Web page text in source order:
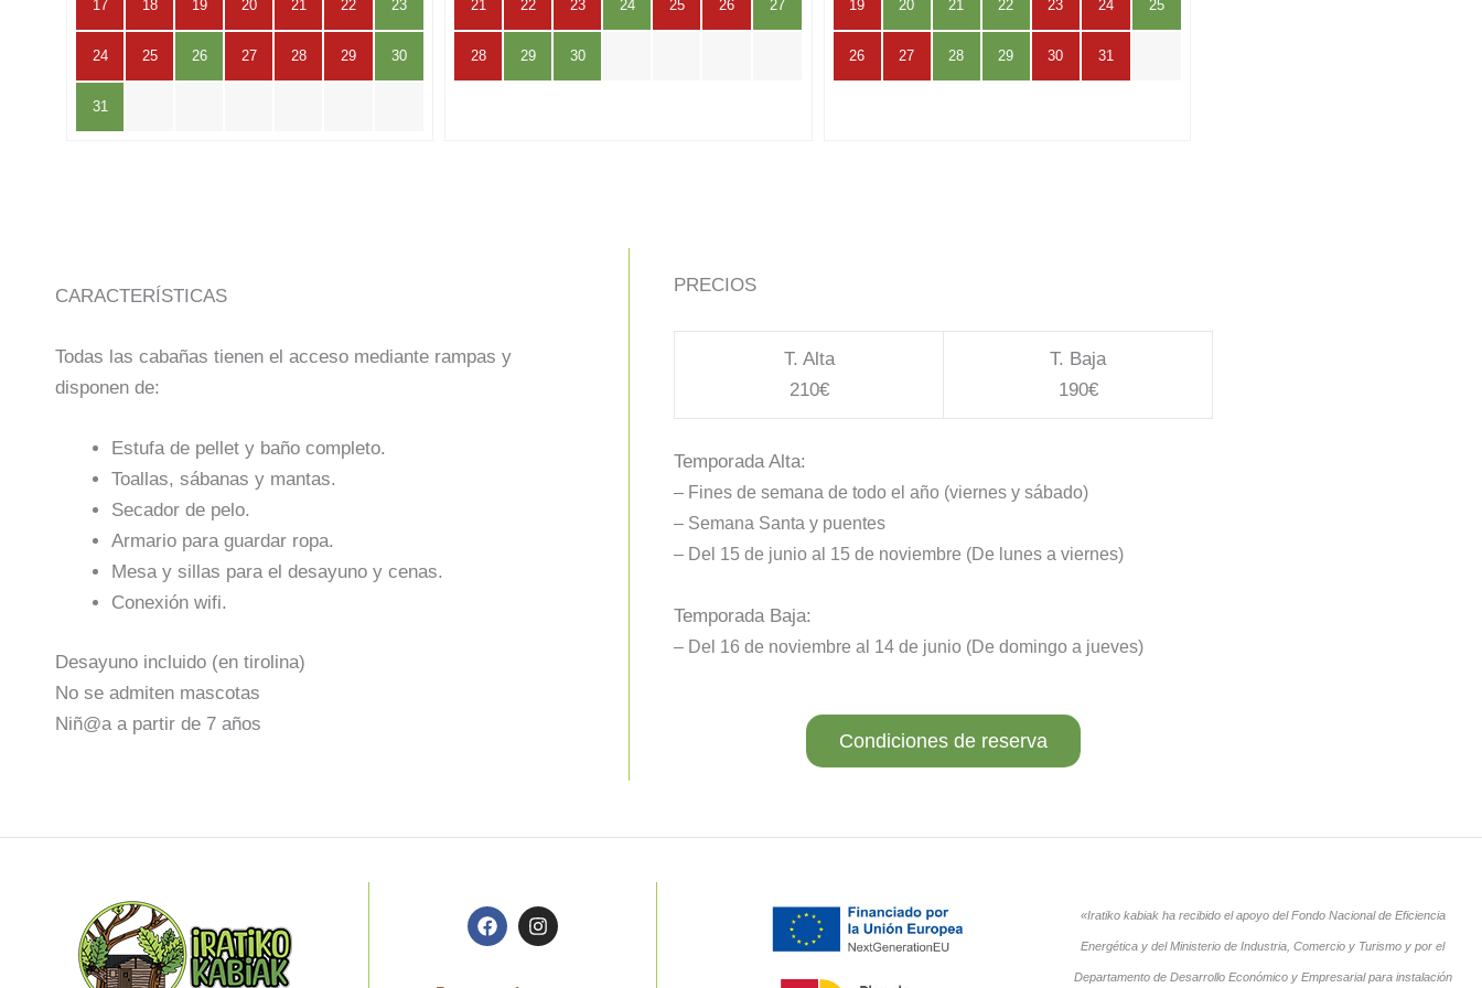
17 18 19 20 21 22 23
24 25 26 27 28 29 30
31
21 22 23 24 25 26 27
28 29 30
19 20 21 22 23 24 25
26 27 28 29 30 31
CARACTERÍSTICAS
Todas las cabañas tienen el acceso mediante rampas y
disponen de:
Estufa de pellet y baño completo.
Toallas, sábanas y mantas.
Secador de pelo.
Armario para guardar ropa.
Mesa y sillas para el desayuno y cenas.
Conexión wifi.
Desayuno incluido (en tirolina)
No se admiten mascotas
Niñ@a a partir de 7 años
PRECIOS
T. Alta
210€
T. Baja
190€
Temporada Alta:
– Fines de semana de todo el año (viernes y sábado)
– Semana Santa y puentes
– Del 15 de junio al 15 de noviembre (De lunes a viernes)
Temporada Baja:
– Del 16 de noviembre al 14 de junio (De domingo a jueves)
Condiciones de reserva
F
a
I
n
«Iratiko kabiak ha recibido el apoyo del Fondo Nacional de Eficiencia
Energética y del Ministerio de Industria, Comercio y Turismo y por el
Departamento de Desarrollo Económico y Empresarial para instalación